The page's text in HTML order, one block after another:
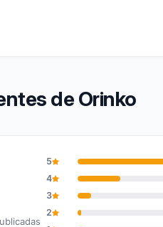
de Orinko
9,4 de 10
5
4
3
2